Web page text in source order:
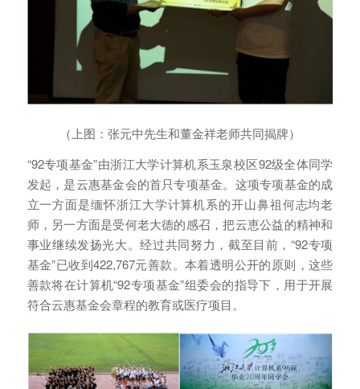
（上图：张元中先生和董金祥老师共同揭牌）
“92专项基金”由浙江大学计算机系玉泉校区92级全体同学
发起，是云惠基金会的首只专项基金。这项专项基金的成
立一方面是缅怀浙江大学计算机系的开山鼻祖何志均老
师，另一方面是受何老大德的感召，把云恵公益的精神和
事业继续发扬光大。经过共同努力，截至目前，“92专项
基金”已收到422,767元善款。本着透明公开的原则，这些
善款将在计算机“92专项基金”组委会的指导下，用于开展
符合云惠基金会章程的教育或医疗项目。